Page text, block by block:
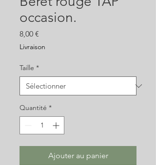
occasion.
8,00 €
Livraison
Taille *
Quantité *
Ajouter au panier